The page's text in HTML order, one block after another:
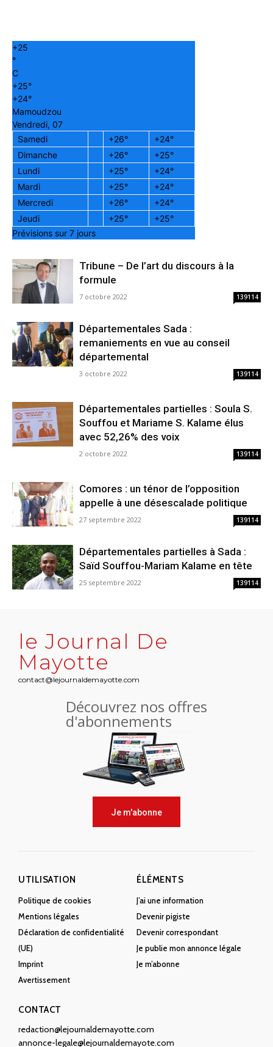
+25
°
C
+25°
+24°
Mamoudzou
Vendredi, 07
Samedi
+26° +24°
Dimanche
+26° +25°
Lundi
+25° +24°
Mardi
+25° +24°
Mercredi
+26° +24°
Jeudi
+25° +25°
Prévisions sur 7 jours
Tribune – De l’art du discours à la
formule
7 octobre 2022 139114
Départementales Sada :
remaniements en vue au conseil
départemental
3 octobre 2022 139114
Départementales partielles : Soula S.
Souffou et Mariame S. Kalame élus
avec 52,26% des voix
2 octobre 2022 139114
Comores : un ténor de l’opposition
appelle à une désescalade politique
27 septembre 2022 139114
Départementales partielles à Sada :
Saïd Souffou-Mariam Kalame en tête
25 septembre 2022 139114
le Journal De
Mayotte
contact@lejournaldemayotte.com
Découvrez nos offres
d'abonnements
Je m'abonne
UTILISATION
Politique de cookies
Mentions légales
Déclaration de confidentialité
(UE)
Imprint
Avertissement
ÉLÉMENTS
J’ai une information
Devenir pigiste
Devenir correspondant
Je publie mon annonce légale
Je m’abonne
CONTACT
redaction@lejournaldemayotte.com
annonce-legale@lejournaldemayote.com